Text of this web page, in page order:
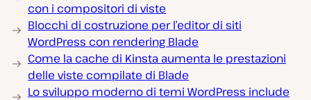
con i compositori di viste
Blocchi di costruzione per l’editor di siti
WordPress con rendering Blade
Come la cache di Kinsta aumenta le prestazioni
delle viste compilate di Blade
Lo sviluppo moderno di temi WordPress include